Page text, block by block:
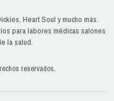
Heart Soul y mucho más.
para labores médicas salones
la salud.
reservados.